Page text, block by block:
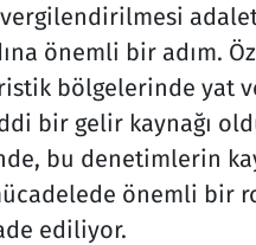
vergilendirilmesi
önemli bir adım.
bölgelerinde yat
bir gelir kaynağı
bu denetimlerin
önemli bir
ediliyor.